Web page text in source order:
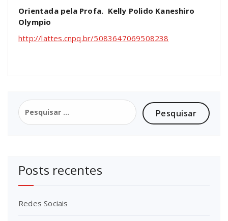
Orientada pela Profa. Kelly Polido Kaneshiro
Olympio
http://lattes.cnpq.br/5083647069508238
Pesquisar
por:
Posts recentes
Redes Sociais